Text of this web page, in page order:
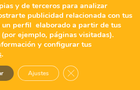
y de terceros para analizar
publicidad relacionada con tus
un perfil elaborado a partir de tus
ejemplo, páginas visitadas).
y configurar tus
.
Ajustes Cerrar el banner de